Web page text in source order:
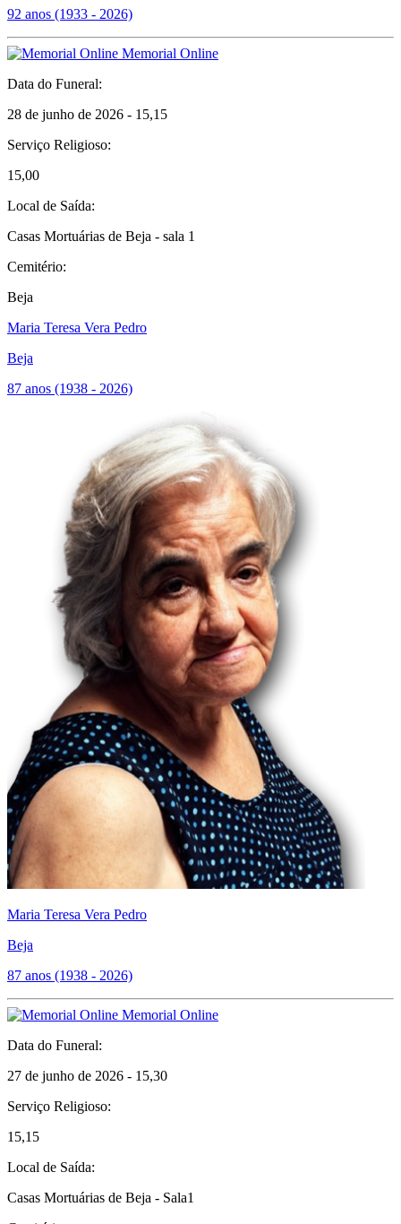
92 anos (1933 - 2026)
Memorial Online
Data do Funeral:
28 de junho de 2026 - 15,15
Serviço Religioso:
15,00
Local de Saída:
Casas Mortuárias de Beja - sala 1
Cemitério:
Beja
Maria Teresa Vera Pedro
Beja
87 anos (1938 - 2026)
Maria Teresa Vera Pedro
Beja
87 anos (1938 - 2026)
Memorial Online
Data do Funeral:
27 de junho de 2026 - 15,30
Serviço Religioso:
15,15
Local de Saída:
Casas Mortuárias de Beja - Sala1